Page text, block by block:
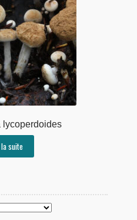
lycoperdoides
suite